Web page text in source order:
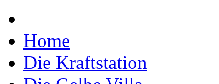
Home
Die Kraftstation